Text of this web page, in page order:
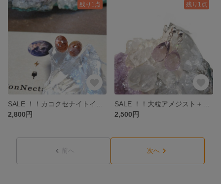
残り1点
2,800円
残り1点
2,500円
前へ 次へ